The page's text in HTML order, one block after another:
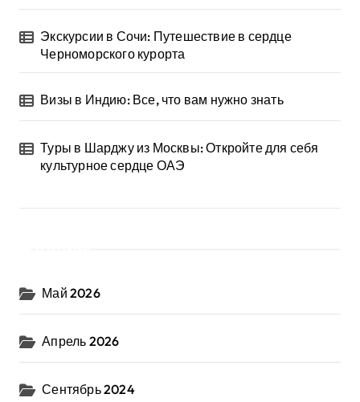
Экскурсии в Сочи: Путешествие в сердце
Черноморского курорта
Визы в Индию: Все, что вам нужно знать
Туры в Шарджу из Москвы: Откройте для себя
культурное сердце ОАЭ
Май 2026
Апрель 2026
Сентябрь 2024